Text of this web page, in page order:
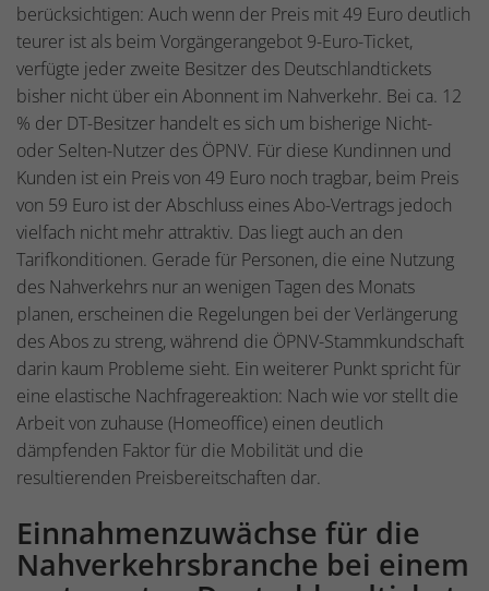
berücksichtigen: Auch wenn der Preis mit 49 Euro deutlich
teurer ist als beim Vorgängerangebot 9-Euro-Ticket,
verfügte jeder zweite Besitzer des Deutschlandtickets
bisher nicht über ein Abonnent im Nahverkehr. Bei ca. 12
% der DT-Besitzer handelt es sich um bisherige Nicht-
oder Selten-Nutzer des ÖPNV. Für diese Kundinnen und
Kunden ist ein Preis von 49 Euro noch tragbar, beim Preis
von 59 Euro ist der Abschluss eines Abo-Vertrags jedoch
vielfach nicht mehr attraktiv. Das liegt auch an den
Tarifkonditionen. Gerade für Personen, die eine Nutzung
des Nahverkehrs nur an wenigen Tagen des Monats
planen, erscheinen die Regelungen bei der Verlängerung
des Abos zu streng, während die ÖPNV-Stammkundschaft
darin kaum Probleme sieht. Ein weiterer Punkt spricht für
eine elastische Nachfragereaktion: Nach wie vor stellt die
Arbeit von zuhause (Homeoffice) einen deutlich
dämpfenden Faktor für die Mobilität und die
resultierenden Preisbereitschaften dar.
Einnahmenzuwächse für die
Nahverkehrsbranche bei einem